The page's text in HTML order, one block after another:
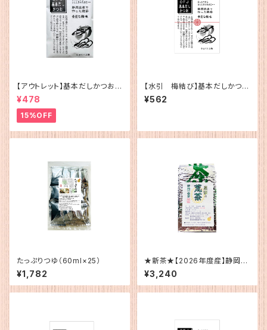
【アウトレット】基本だしかつお
（5g×12）
¥478
15%OFF
【水引 梅結び】基本だしかつお
（5g×12）
¥562
たっぷりつゆ（60ml×25）
¥1,782
★新茶★【2026年度産】静岡
産 荒茶
¥3,240